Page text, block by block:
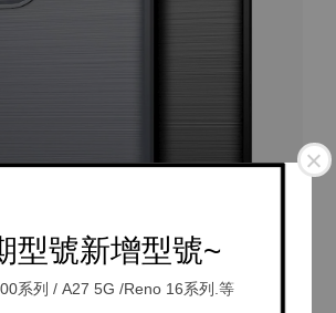
型號新增型號~
系列 / A27 5G /Reno 16系列.等